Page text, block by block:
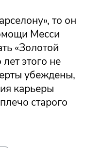
то он
Месси
«Золотой
этого не
убеждены,
карьеры
старого